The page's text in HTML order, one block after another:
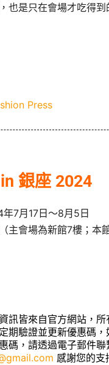
也是只在會場才吃得到
Press
銀座 2024
7月17日～8月5日
主會場為新館7樓；本
訊皆來自官方網站，所
期驗證並更新優惠碼
碼，請透過電子郵件聯
感謝您的支